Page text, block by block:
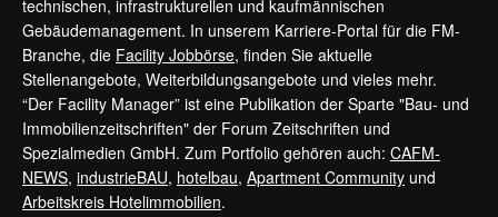
technischen, infrastrukturellen und kaufmännischen
Gebäudemanagement. In unserem Karriere-Portal für die FM-
Branche, die Facility Jobbörse, finden Sie aktuelle
Stellenangebote, Weiterbildungsangebote und vieles mehr.
“Der Facility Manager” ist eine Publikation der Sparte "Bau- und
Immobilienzeitschriften" der Forum Zeitschriften und
Spezialmedien GmbH. Zum Portfolio gehören auch: CAFM-
NEWS, industrieBAU, hotelbau, Apartment Community und
Arbeitskreis Hotelimmobilien.